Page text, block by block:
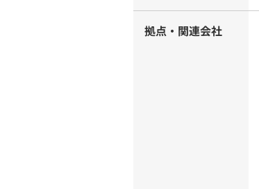
拠点・関連会社